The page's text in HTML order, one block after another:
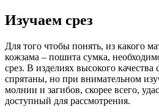
Изучаем срез
Для того чтобы понять, из какого
кожзама – пошита сумка,
срез. В изделиях высокого
спрятаны, но при внимательном
молнии и загибов, скорее всего,
доступный для рассмотрения.